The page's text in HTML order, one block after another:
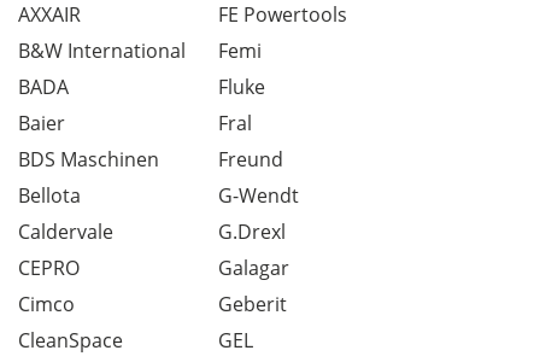
AXXAIR
B&W International
BADA
Baier
BDS Maschinen
Bellota
Caldervale
CEPRO
Cimco
CleanSpace
FE Powertools
Femi
Fluke
Fral
Freund
G-Wendt
G.Drexl
Galagar
Geberit
GEL